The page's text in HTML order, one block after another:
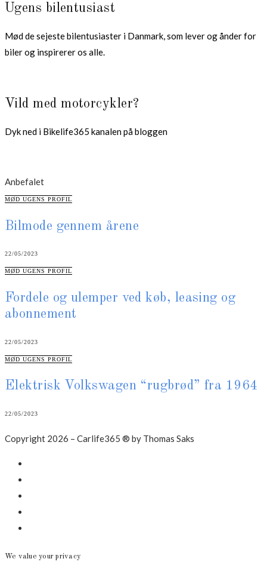
Ugens bilentusiast
Mød de sejeste bilentusiaster i Danmark, som lever og ånder for
biler og inspirerer os alle.
Vild med motorcykler?
Dyk ned i Bikelife365 kanalen på bloggen
Anbefalet
CATEGORIES
MØD UGENS PROFIL
Bilmode gennem årene
22/05/2023
CATEGORIES
MØD UGENS PROFIL
Fordele og ulemper ved køb, leasing og
abonnement
22/05/2023
CATEGORIES
MØD UGENS PROFIL
Elektrisk Volkswagen “rugbrød” fra 1964
22/05/2023
Copyright 2026 – Carlife365 ® by Thomas Saks
We value your privacy